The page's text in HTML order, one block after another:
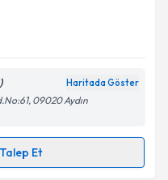
ilişkinAydınlatma
Haritada Göster
09020 Aydın
Et